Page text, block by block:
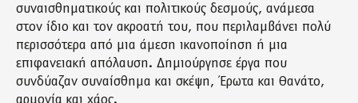
συναισθηματικούς και πολιτικούς δεσμούς, ανάμεσα
στον ίδιο και τον ακροατή του, που περιλαμβάνει πολύ
περισσότερα από μια άμεση ικανοποίηση ή μια
επιφανειακή απόλαυση. Δημιούργησε έργα που
συνδύαζαν συναίσθημα και σκέψη, Έρωτα και Θανάτο,